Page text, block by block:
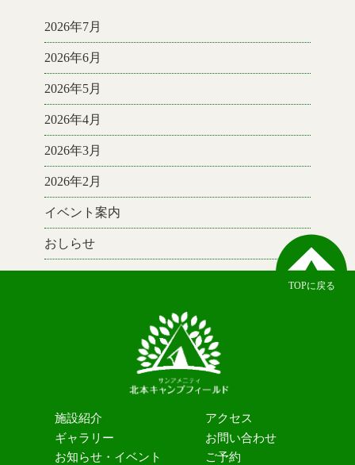
2026年7月
2026年6月
2026年5月
2026年4月
2026年3月
2026年2月
イベント案内
おしらせ
TOPに戻る
施設紹介
ギャラリー
お知らせ・イベント
アクセス
お問い合わせ
ご予約